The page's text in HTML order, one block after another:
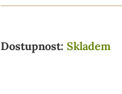
Dostupnost: Skladem